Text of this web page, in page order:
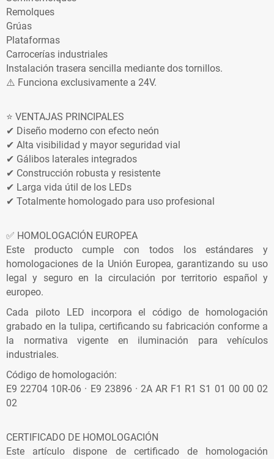
Remolques
Grúas
Plataformas
Carrocerías industriales
Instalación trasera sencilla mediante dos tornillos.
⚠️ Funciona exclusivamente a 24V.
⭐ VENTAJAS PRINCIPALES
✔ Diseño moderno con efecto neón
✔ Alta visibilidad y mayor seguridad vial
✔ Gálibos laterales integrados
✔ Construcción robusta y resistente
✔ Larga vida útil de los LEDs
✔ Totalmente homologado para uso profesional
✅ HOMOLOGACIÓN EUROPEA
Este producto cumple con todos los estándares y
homologaciones de la Unión Europea, garantizando su uso
legal y seguro en la circulación por territorio español y
europeo.
Cada piloto LED incorpora el código de homologación
grabado en la tulipa, certificando su fabricación conforme a
la normativa vigente en iluminación para vehículos
industriales.
Código de homologación:
E9 22704 10R-06 · E9 23896 · 2A AR F1 R1 S1 01 00 00 02
02
CERTIFICADO DE HOMOLOGACIÓN
Este artículo dispone de certificado de homologación